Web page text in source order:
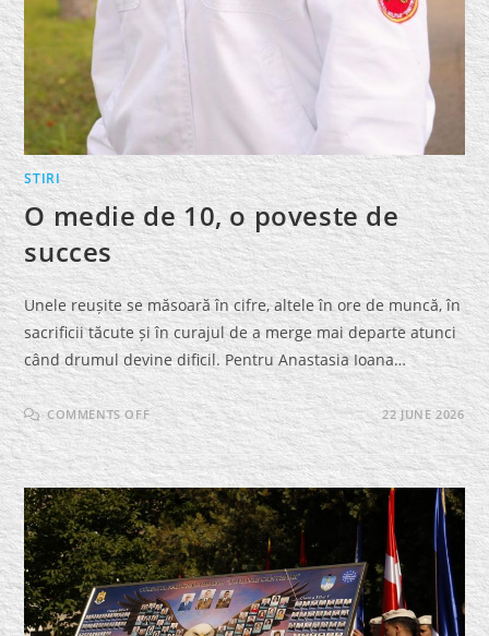
STIRI
O medie de 10, o poveste de
succes
Unele reușite se măsoară în cifre, altele în ore de muncă, în
sacrificii tăcute și în curajul de a merge mai departe atunci
când drumul devine dificil. Pentru Anastasia Ioana…
COMMENTS OFFON
O
MEDIE
DE
10,
O
POVESTE
DE
SUCCES
22 JUNE 2026